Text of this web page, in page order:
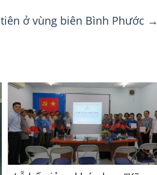
ở vùng biên Bình Phước →